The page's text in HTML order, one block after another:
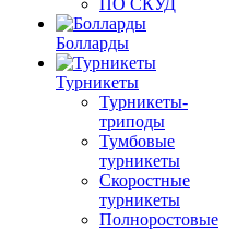
ПО СКУД
Болларды
Турникеты
Турникеты-
триподы
Тумбовые
турникеты
Скоростные
турникеты
Полноростовые